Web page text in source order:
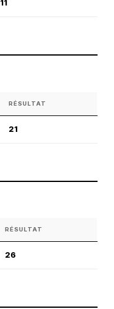
11
RÉSULTAT
21
RÉSULTAT
26